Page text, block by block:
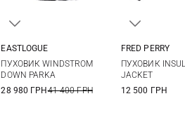
EASTLOGUE
ПУХОВИК WINDSTROM
DOWN PARKA
28 980 ГРН41 400 ГРН
XXL
FRED PERRY
ПУХОВИК
JACKET
12 500 ГРН